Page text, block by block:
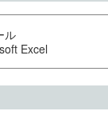
ル
Excel